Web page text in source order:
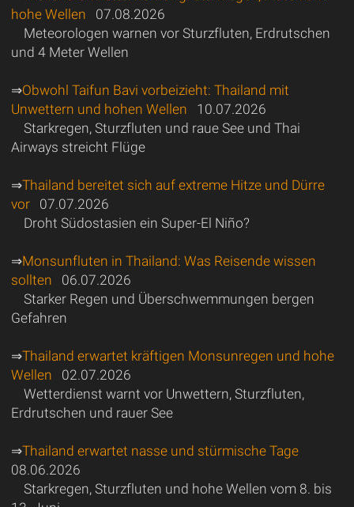
hohe Wellen 07.08.2026
Meteorologen warnen vor Sturzfluten, Erdrutschen
und 4 Meter Wellen
⇒Obwohl Taifun Bavi vorbeizieht: Thailand mit
Unwettern und hohen Wellen 10.07.2026
Starkregen, Sturzfluten und raue See und Thai
Airways streicht Flüge
⇒Thailand bereitet sich auf extreme Hitze und Dürre
vor07.07.2026
Droht Südostasien ein Super-El Niño?
⇒Monsunfluten in Thailand: Was Reisende wissen
sollten 06.07.2026
Starker Regen und Überschwemmungen bergen
Gefahren
⇒Thailand erwartet kräftigen Monsunregen und hohe
Wellen 02.07.2026
Wetterdienst warnt vor Unwettern, Sturzfluten,
Erdrutschen und rauer See
⇒Thailand erwartet nasse und stürmische Tage
08.06.2026
Starkregen, Sturzfluten und hohe Wellen vom 8. bis